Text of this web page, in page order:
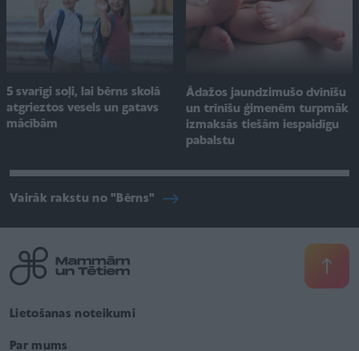
5 svarīgi soļi, lai bērns skolā
atgrieztos vesels un gatavs
mācībām
Ādažos jaundzimušo dvīnīšu
un trīnīšu ģimenēm turpmāk
izmaksās tiešām iespaidīgu
pabalstu
Vairāk rakstu no "Bērns"
Lietošanas noteikumi
Par mums